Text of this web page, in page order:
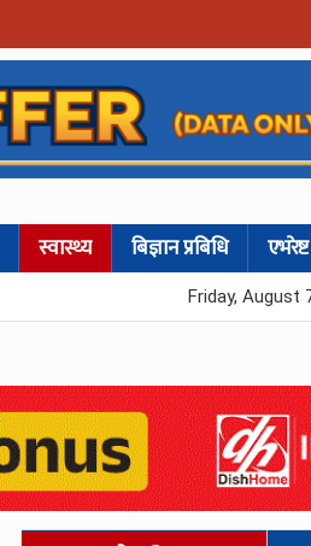
स्वास्थ्य बिज्ञान प्रबिधि
Friday, August